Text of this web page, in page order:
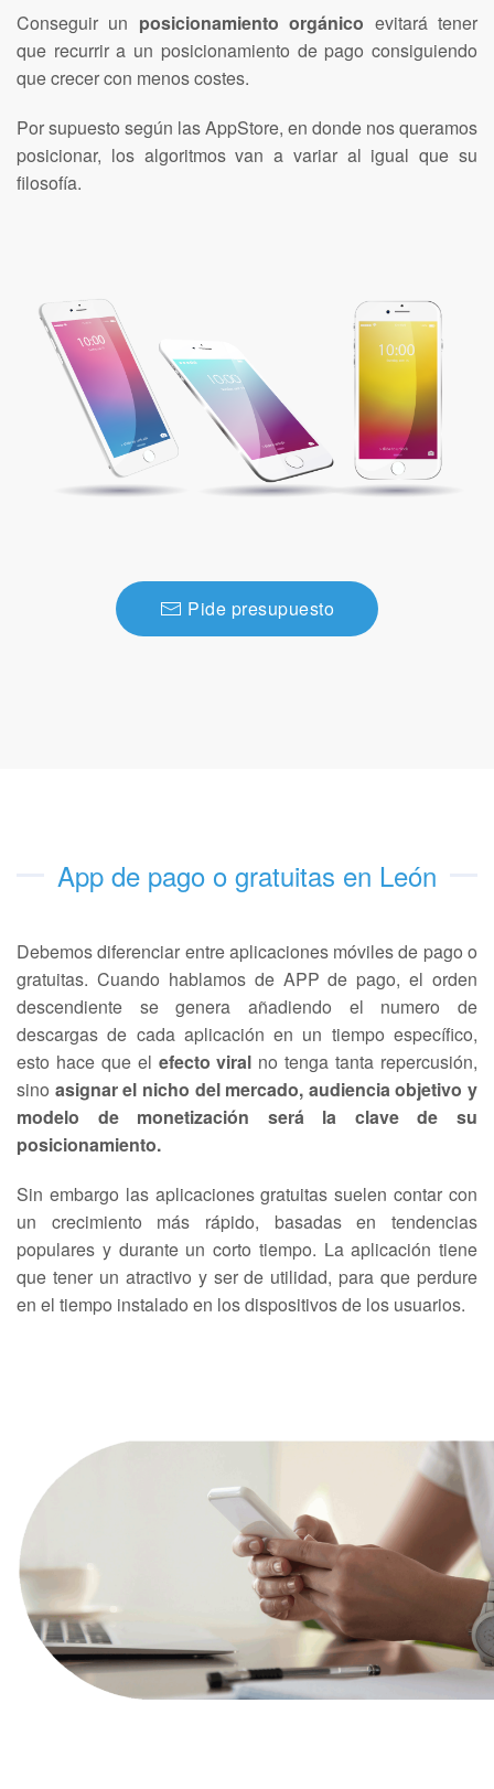
Conseguir un posicionamiento orgánico evitará tener
que recurrir a un posicionamiento de pago consiguiendo
que crecer con menos costes.
Por supuesto según las AppStore, en donde nos queramos
posicionar, los algoritmos van a variar al igual que su
filosofía.
Pide presupuesto
App de pago o gratuitas en León
Debemos diferenciar entre aplicaciones móviles de pago o
gratuitas. Cuando hablamos de APP de pago, el orden
descendiente se genera añadiendo el numero de
descargas de cada aplicación en un tiempo específico,
esto hace que el efecto viral no tenga tanta repercusión,
sino asignar el nicho del mercado, audiencia objetivo y
modelo de monetización será la clave de su
posicionamiento.
Sin embargo las aplicaciones gratuitas suelen contar con
un crecimiento más rápido, basadas en tendencias
populares y durante un corto tiempo. La aplicación tiene
que tener un atractivo y ser de utilidad, para que perdure
en el tiempo instalado en los dispositivos de los usuarios.